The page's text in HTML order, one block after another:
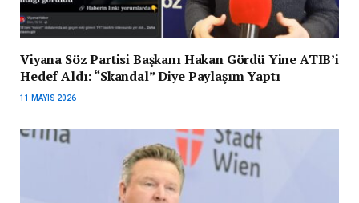
Viyana Söz Partisi Başkanı Hakan Gördü Yine ATIB’i
Hedef Aldı: “Skandal” Diye Paylaşım Yaptı
11 MAYIS 2026